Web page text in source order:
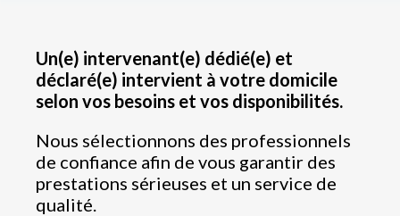
Un(e) intervenant(e) dédié(e) et
déclaré(e) intervient à votre domicile
selon vos besoins et vos disponibilités.
Nous sélectionnons des professionnels
de confiance afin de vous garantir des
prestations sérieuses et un service de
qualité.